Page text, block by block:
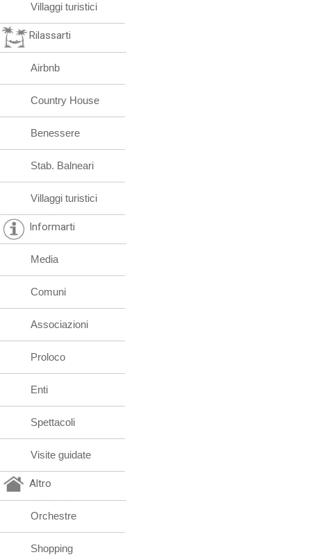
Villaggi turistici
Rilassarti
Airbnb
Country House
Benessere
Stab. Balneari
Villaggi turistici
Informarti
Media
Comuni
Associazioni
Proloco
Enti
Spettacoli
Visite guidate
Altro
Orchestre
Shopping